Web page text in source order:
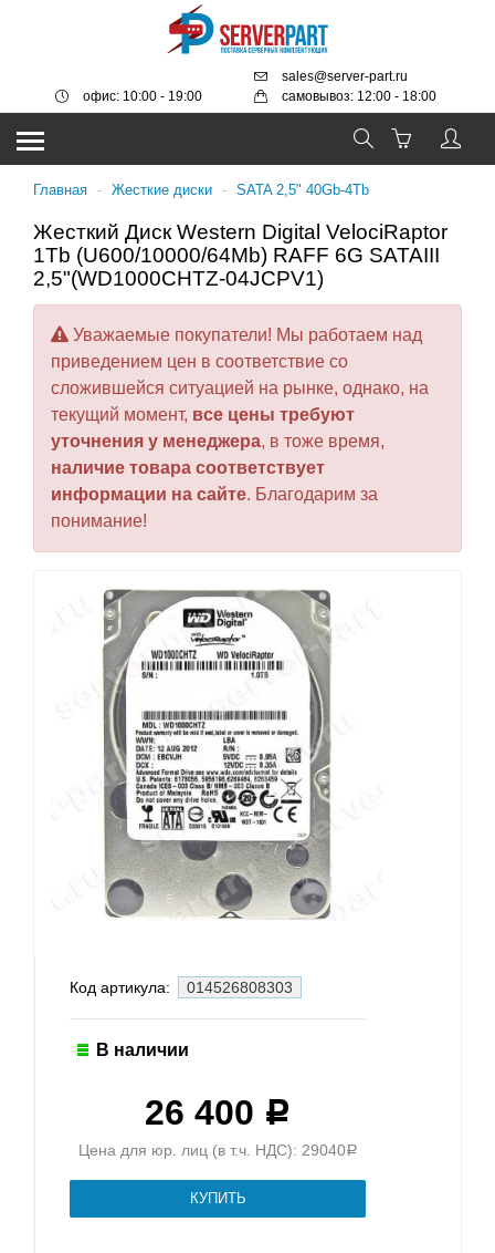
sales@server-part.ru
самовывоз: 12:00 - 18:00
офис: 10:00 - 19:00
Главная - Жесткие диски - SATA 2,5" 40Gb-4Tb
Жесткий Диск Western Digital VelociRaptor
1Tb (U600/10000/64Mb) RAFF 6G SATAIII
2,5"(WD1000CHTZ-04JCPV1)
Уважаемые покупатели! Мы работаем над
приведением цен в соответствие со
сложившейся ситуацией на рынке, однако, на
текущий момент, все цены требуют
уточнения у менеджера, в тоже время,
наличие товара соответствует
информации на сайте. Благодарим за
понимание!
Код артикула: 014526808303
В наличии
26 400 Р
Цена для юр. лиц (в т.ч. НДС): 29040Р